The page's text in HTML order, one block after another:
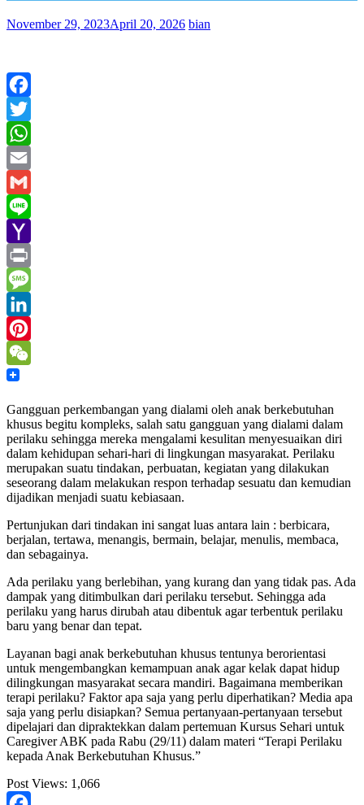
November 29, 2023April 20, 2026 bian
Facebook
Twitter
WhatsApp
Email
Gmail
Line
Yahoo
Mail
Print
Message
LinkedIn
Pinterest
WeChat
Gangguan perkembangan yang dialami oleh anak berkebutuhan
khusus begitu kompleks, salah satu gangguan yang dialami dalam
perilaku sehingga mereka mengalami kesulitan menyesuaikan diri
dalam kehidupan sehari-hari di lingkungan masyarakat. Perilaku
merupakan suatu tindakan, perbuatan, kegiatan yang dilakukan
seseorang dalam melakukan respon terhadap sesuatu dan kemudian
dijadikan menjadi suatu kebiasaan.
Pertunjukan dari tindakan ini sangat luas antara lain : berbicara,
berjalan, tertawa, menangis, bermain, belajar, menulis, membaca,
dan sebagainya.
Ada perilaku yang berlebihan, yang kurang dan yang tidak pas. Ada
dampak yang ditimbulkan dari perilaku tersebut. Sehingga ada
perilaku yang harus dirubah atau dibentuk agar terbentuk perilaku
baru yang benar dan tepat.
Layanan bagi anak berkebutuhan khusus tentunya berorientasi
untuk mengembangkan kemampuan anak agar kelak dapat hidup
dilingkungan masyarakat secara mandiri. Bagaimana memberikan
terapi perilaku? Faktor apa saja yang perlu diperhatikan? Media apa
saja yang perlu disiapkan? Semua pertanyaan-pertanyaan tersebut
dipelajari dan dipraktekkan dalam pertemuan Kursus Sehari untuk
Caregiver ABK pada Rabu (29/11) dalam materi “Terapi Perilaku
kepada Anak Berkebutuhan Khusus.”
Post Views: 1,066